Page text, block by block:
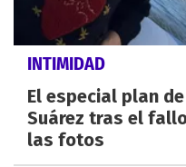
INTIMIDAD
El especial plan
Suárez tras el
las fotos